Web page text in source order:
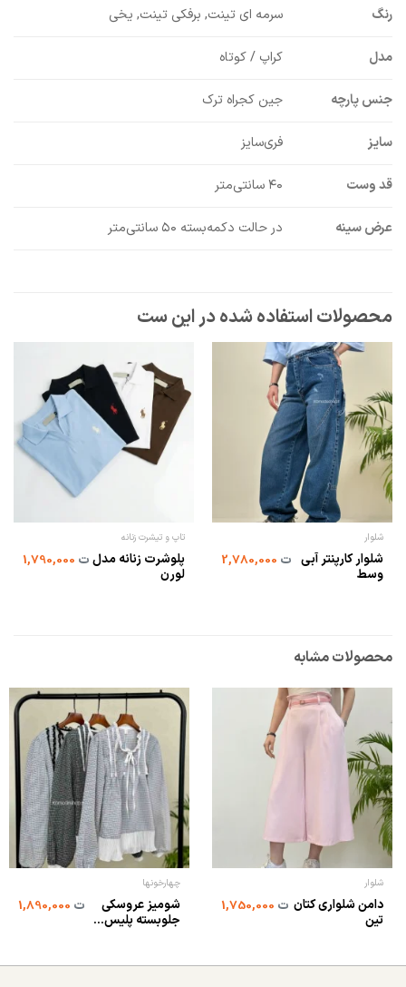
رنگ سرمه ای تینت, برفکی تینت, یخی
مدل کراپ / کوتاه
جنس پارچه جین کجراه ترک
سایز فری‌سایز
قد وست ۴۰ سانتی‌متر
عرض سینه در حالت دکمه‌بسته ۵۰ سانتی‌متر
شلوار
شلوار کارپنتر آبی
وسط
ت2,780,000
تاپ و تیشرت زنانه
پلوشرت زنانه مدل
لورن
ت1,790,000
محصولات مشابه
شلوار
دامن شلواری کتان
تین
ت1,750,000
چهارخونها
شومیز عروسکی
جلوبسته پلیس...
ت1,890,000